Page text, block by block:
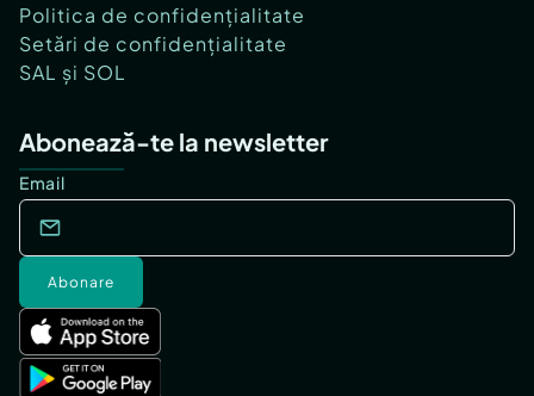
Politica de confidențialitate
Setări de confidențialitate
SAL și SOL
Abonează-te la newsletter
Email
Abonare